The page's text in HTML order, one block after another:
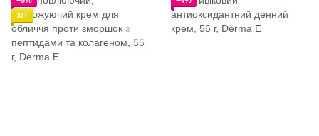
ХІТ